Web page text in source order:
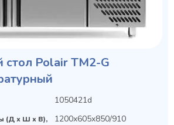
Polair TM2-G
1050421d
(Д х Ш х В),
1200x605x850/910